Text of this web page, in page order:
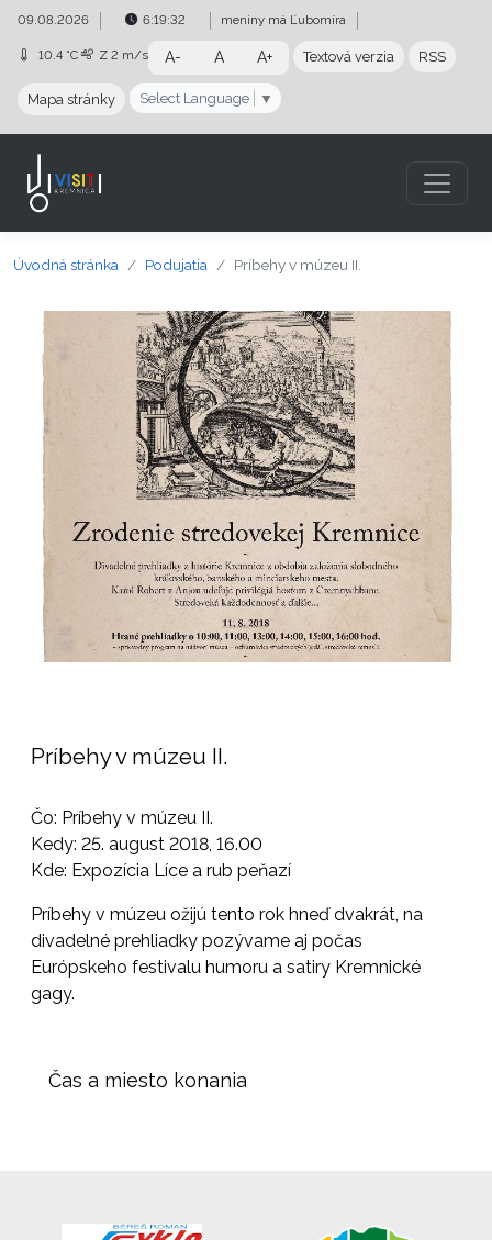
Preskočiť na obsah
Preskočiť na hlavné menu
09.08.2026 6:19:33 meniny má Ľubomíra
10.4 °C Z 2 m/s A- A A+ Textová verzia RSS
Mapa stránky Select Language ▼
Úvodná stránka Podujatia Príbehy v múzeu II.
Príbehy v múzeu II.
Čo: Príbehy v múzeu II.
Kedy: 25. august 2018, 16.00
Kde: Expozícia Líce a rub peňazí
Príbehy v múzeu ožijú tento rok hneď dvakrát, na
divadelné prehliadky pozývame aj počas
Európskeho festivalu humoru a satiry Kremnické
gagy.
Čas a miesto konania